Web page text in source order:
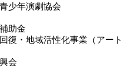
少年演劇協会
助金
復・地域活性化事業（アート
会